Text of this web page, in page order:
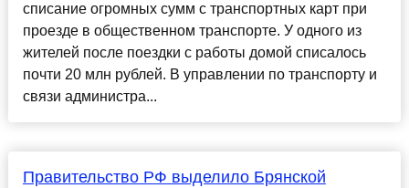
списание огромных сумм с транспортных карт при
проезде в общественном транспорте. У одного из
жителей после поездки с работы домой списалось
почти 20 млн рублей. В управлении по транспорту и
связи администра...
Правительство РФ выделило Брянской